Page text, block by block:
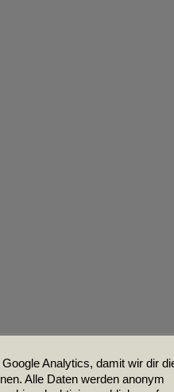
Analytics, damit wir dir
Alle Daten werden anonym